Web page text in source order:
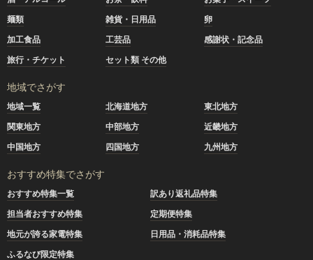
麺類
雑貨・日用品
卵
加工食品
工芸品
感謝状・記念品
旅行・チケット
セット類 その他
地域でさがす
地域一覧 北海道地方
東北地方
関東地方
中部地方
近畿地方
中国地方
四国地方 九州地方
おすすめ特集でさがす
おすすめ特集一覧
訳あり返礼品特集
担当者おすすめ特集
定期便特集
地元が誇る家電特集
日用品・消耗品特集
ふるなび限定特集